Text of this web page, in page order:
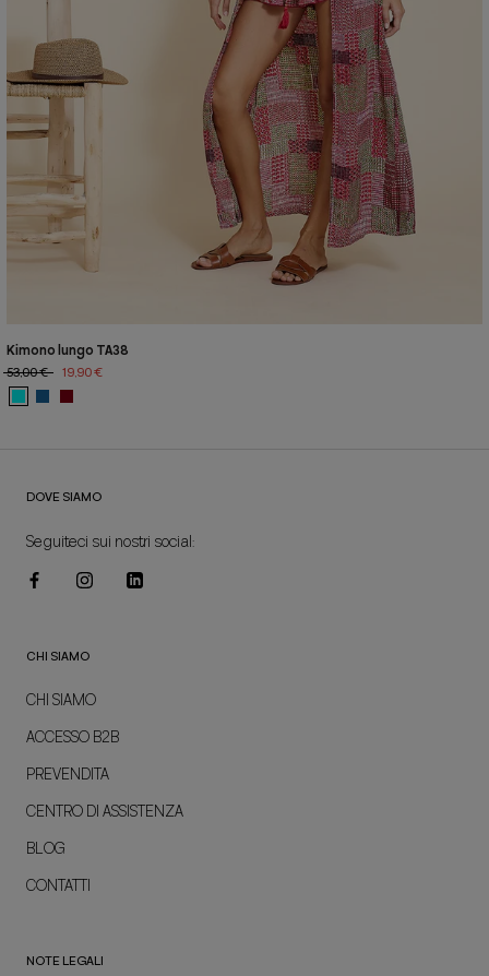
Kimono lungo TA38
53,00 €
19,90 €
DOVE SIAMO
Seguiteci sui nostri social:
CHI SIAMO
CHI SIAMO
ACCESSO B2B
PREVENDITA
CENTRO DI ASSISTENZA
BLOG
CONTATTI
NOTE LEGALI